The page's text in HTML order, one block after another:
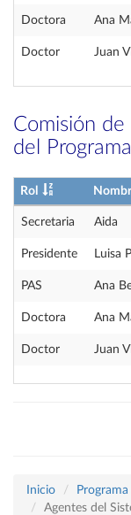
Doctora Ana
Doctor Juan
Comisión de
del Programa
Rol
Secretaria Aida
Presidente Luisa
PAS Ana
Doctora Ana
Doctor Juan
Inicio
Agentes del